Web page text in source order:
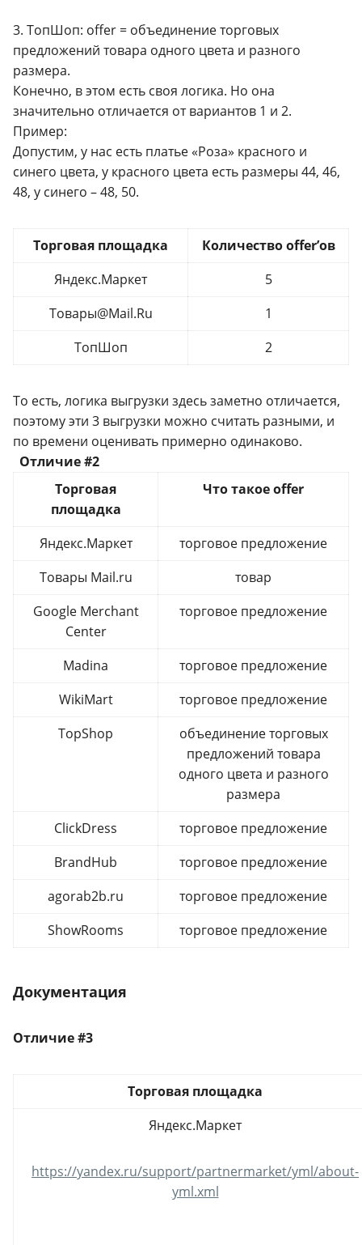
3. ТопШоп: offer = объединение торговых
предложений товара одного цвета и разного
размера.
Конечно, в этом есть своя логика. Но она
значительно отличается от вариантов 1 и 2.
Пример:
Допустим, у нас есть платье «Роза» красного и
синего цвета, у красного цвета есть размеры 44, 46,
48, у синего – 48, 50.
Торговая площадка
Количество offer’ов
Яндекс.Маркет
5
Товары@Mail.Ru
1
ТопШоп
2
То есть, логика выгрузки здесь заметно отличается,
поэтому эти 3 выгрузки можно считать разными, и
по времени оценивать примерно одинаково.
Отличие #2
Торговая
площадка
Что такое offer
Яндекс.Маркет
торговое предложение
Товары Mail.ru
товар
Google Merchant
Center
торговое предложение
Madina
торговое предложение
WikiMart
торговое предложение
TopShop
объединение торговых
предложений товара
одного цвета и разного
размера
ClickDress
торговое предложение
BrandHub
торговое предложение
agorab2b.ru
торговое предложение
ShowRooms
торговое предложение
Документация
Отличие #3
Торговая площадка
Яндекс.Маркет
https://yandex.ru/support/partnermarket/yml/about-
yml.xml